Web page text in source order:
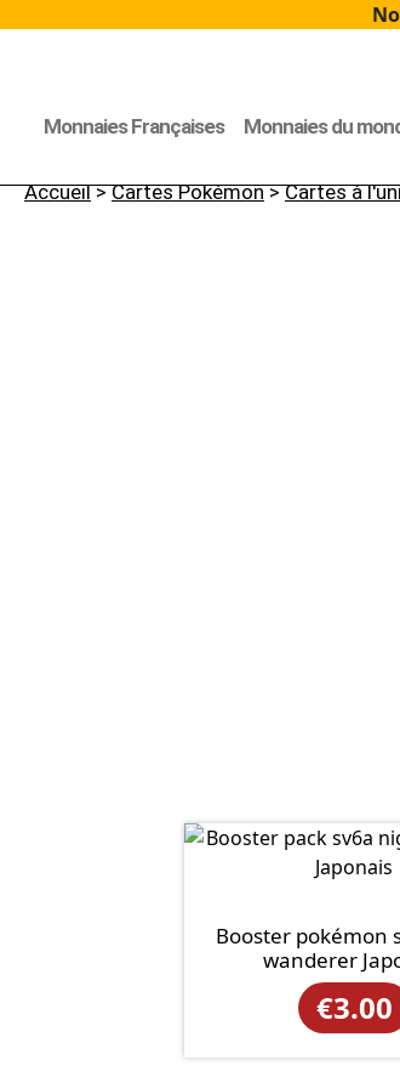
Monnaies Françaises Monnaies du
Accueil>Cartes Pokémon>Cartes à
Booster pokémon
wanderer
€3.00